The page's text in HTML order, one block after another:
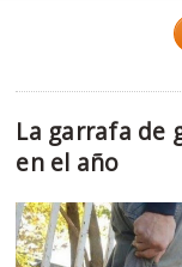
La garrafa de
en el año